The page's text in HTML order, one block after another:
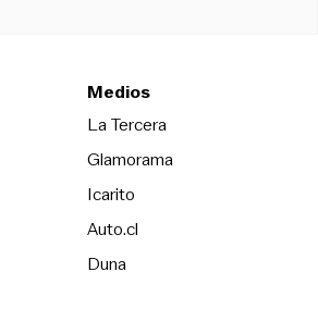
Medios
La TerceraOpens in new
Glamorama
Icarito
Auto.cl
DunaOpens in new window